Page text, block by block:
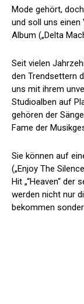
Mode gehört,
und soll uns
Album („Delta
Seit vielen
den Trendsettern
uns mit ihrem
Studioalben auf
gehören der
Fame der
Sie können auf
(„Enjoy The
Hit „“Heaven“
werden nicht nur
bekommen